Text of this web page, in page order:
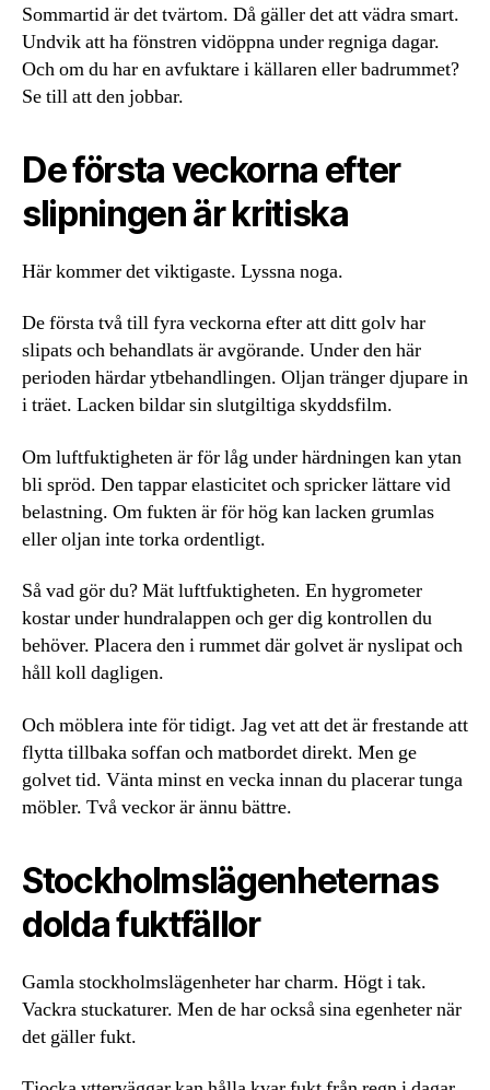
Sommartid är det tvärtom. Då gäller det att vädra smart.
Undvik att ha fönstren vidöppna under regniga dagar.
Och om du har en avfuktare i källaren eller badrummet?
Se till att den jobbar.
De första veckorna efter
slipningen är kritiska
Här kommer det viktigaste. Lyssna noga.
De första två till fyra veckorna efter att ditt golv har
slipats och behandlats är avgörande. Under den här
perioden härdar ytbehandlingen. Oljan tränger djupare in
i träet. Lacken bildar sin slutgiltiga skyddsfilm.
Om luftfuktigheten är för låg under härdningen kan ytan
bli spröd. Den tappar elasticitet och spricker lättare vid
belastning. Om fukten är för hög kan lacken grumlas
eller oljan inte torka ordentligt.
Så vad gör du? Mät luftfuktigheten. En hygrometer
kostar under hundralappen och ger dig kontrollen du
behöver. Placera den i rummet där golvet är nyslipat och
håll koll dagligen.
Och möblera inte för tidigt. Jag vet att det är frestande att
flytta tillbaka soffan och matbordet direkt. Men ge
golvet tid. Vänta minst en vecka innan du placerar tunga
möbler. Två veckor är ännu bättre.
Stockholmslägenheternas
dolda fuktfällor
Gamla stockholmslägenheter har charm. Högt i tak.
Vackra stuckaturer. Men de har också sina egenheter när
det gäller fukt.